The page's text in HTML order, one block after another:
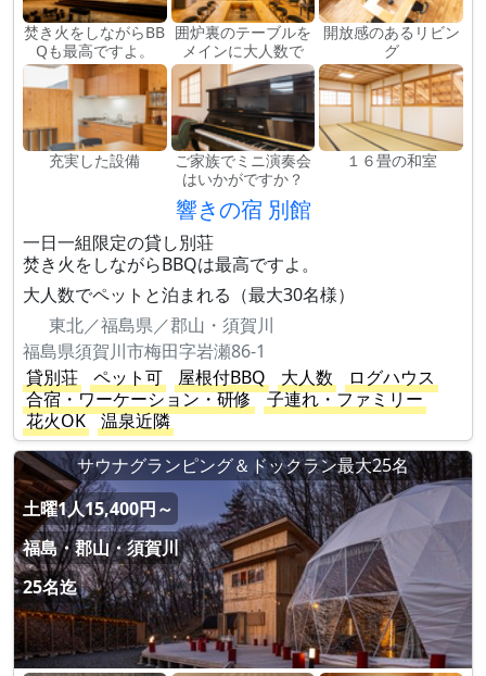
焚き火をしながらBB
Qも最高ですよ。
囲炉裏のテーブルを
メインに大人数で
開放感のあるリビン
グ
充実した設備
ご家族でミニ演奏会
はいかがですか？
１６畳の和室
響きの宿 別館
一日一組限定の貸し別荘
焚き火をしながらBBQは最高ですよ。
大人数でペットと泊まれる（最大30名様）
東北／福島県／郡山・須賀川
福島県須賀川市梅田字岩瀬86-1
貸別荘
ペット可 屋根付BBQ 大人数
ログハウス
合宿・ワーケーション・研修
子連れ・ファミリー
花火OK
温泉近隣
サウナグランピング＆ドックラン最大25名
土曜1人15,400円～
福島・郡山・須賀川
25名迄